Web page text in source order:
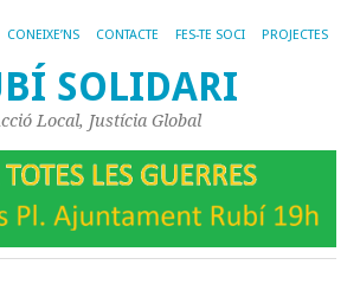
CONEIXE’NS CONTACTE FES-TE SOCI PROJECTES
SOLIDARI
Local, Justícia Global